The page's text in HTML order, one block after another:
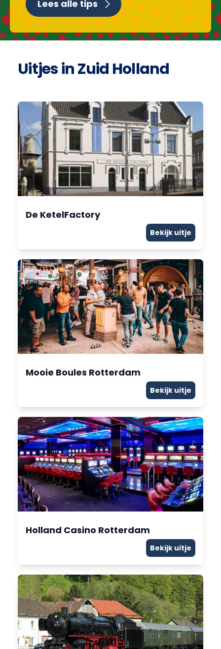
Lees alle tips
Uitjes in Zuid Holland
De KetelFactory
Bekijk uitje
Mooie Boules Rotterdam
Bekijk uitje
Holland Casino Rotterdam
Bekijk uitje